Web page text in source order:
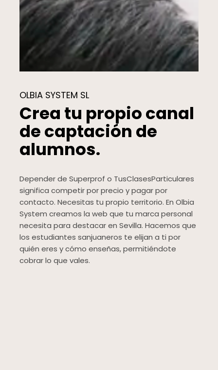
OLBIA SYSTEM SL
Crea tu propio canal
de captación de
alumnos.
Depender de Superprof o TusClasesParticulares
significa competir por precio y pagar por
contacto. Necesitas tu propio territorio. En Olbia
System creamos la web que tu marca personal
necesita para destacar en Sevilla. Hacemos que
los estudiantes sanjuaneros te elijan a ti por
quién eres y cómo enseñas, permitiéndote
cobrar lo que vales.